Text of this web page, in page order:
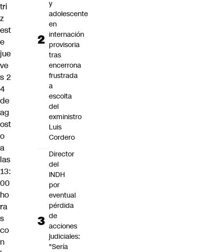
tri
z
est
e
jue
ve
s 2
4
de
ag
ost
o
a
las
13:
00
ho
ra
s
co
n
y
adolescente
en
internación
provisoria
tras
encerrona
frustrada
a
escolta
del
exministro
Luis
Cordero
Director
del
INDH
por
eventual
pérdida
de
acciones
judiciales:
"Sería